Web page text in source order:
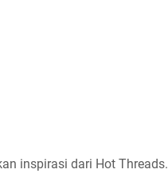
inspirasi dari Hot Threads.